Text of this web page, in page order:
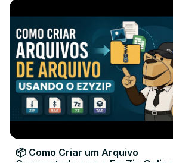
📦 Como Criar um Arquivo